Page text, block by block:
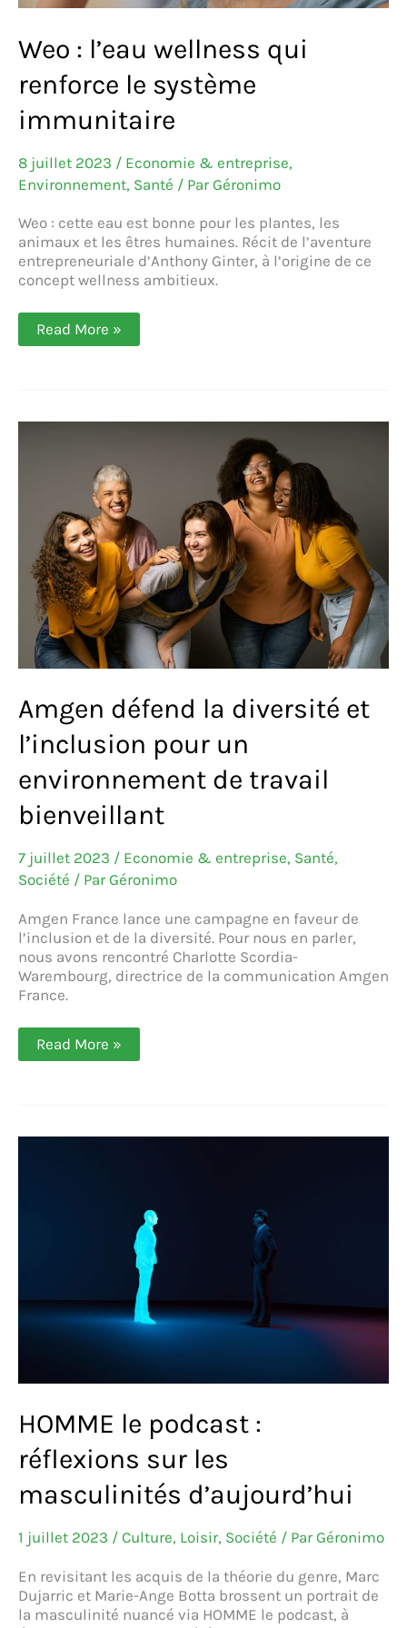
Weo : l’eau wellness qui
renforce le système
immunitaire
8 juillet 2023 / Economie & entreprise,
Environnement, Santé / Par Géronimo
Weo : cette eau est bonne pour les plantes, les
animaux et les êtres humaines. Récit de l’aventure
entrepreneuriale d’Anthony Ginter, à l’origine de ce
concept wellness ambitieux.
Weo :
l’eau
système
Read More »
Amgen défend la diversité et
l’inclusion pour un
environnement de travail
bienveillant
7 juillet 2023 / Economie & entreprise, Santé,
Société / Par Géronimo
Amgen France lance une campagne en faveur de
l’inclusion et de la diversité. Pour nous en parler,
nous avons rencontré Charlotte Scordia-
Warembourg, directrice de la communication Amgen
France.
Amgen
défend
pour
Read More »
HOMME le podcast :
réflexions sur les
masculinités d’aujourd’hui
1 juillet 2023 / Culture, Loisir, Société / Par Géronimo
En revisitant les acquis de la théorie du genre, Marc
Dujarric et Marie-Ange Botta brossent un portrait de
la masculinité nuancé via HOMME le podcast, à